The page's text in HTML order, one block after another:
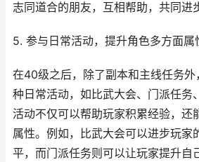
志同道合的朋友，互相帮助，共同进
5. 参与日常活动，提升角色多方面属
在40级之后，除了副本和主线任务
种日常活动，如比武大会、门派任务
活动不仅可以帮助玩家积累经验，还
属性。例如，比武大会可以进步玩家
平，而门派任务则可以让玩家提升自